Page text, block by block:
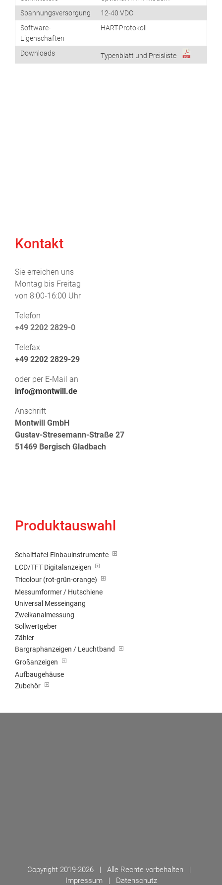
Spannungsversorgung
12-40 VDC
Software-
Eigenschaften
HART-Protokoll
Downloads Typenblatt und Preisliste
Produktauswahl
Schalttafel-Einbauinstrumente
LCD/TFT Digitalanzeigen
Tricolour (rot-grün-orange)
Messumformer / Hutschiene
Universal Messeingang
Zweikanalmessung
Sollwertgeber
Zähler
Bargraphanzeigen / Leuchtband
Großanzeigen
Aufbaugehäuse
Zubehör
Kontakt
Sie erreichen uns
Montag bis Freitag
von 8:00-16:00 Uhr
Telefon
+49 2202 2829-0
Telefax
+49 2202 2829-29
oder per E-Mail an
info@montwill.de
Anschrift
Montwill GmbH
Gustav-Stresemann-Straße 27
51469 Bergisch Gladbach
Copyright 2019-2026 | Alle Rechte vorbehalten |
Impressum| Datenschutz